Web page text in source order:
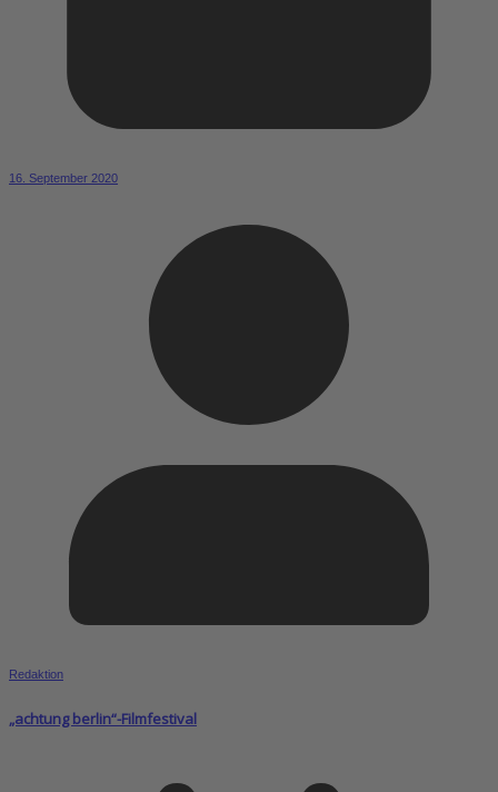
16. September 2020
Redaktion
„achtung berlin“-Filmfestival